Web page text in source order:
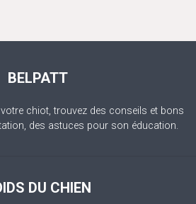
BELPATT
chiot, trouvez des conseils et bons
des astuces pour son éducation.
DU CHIEN